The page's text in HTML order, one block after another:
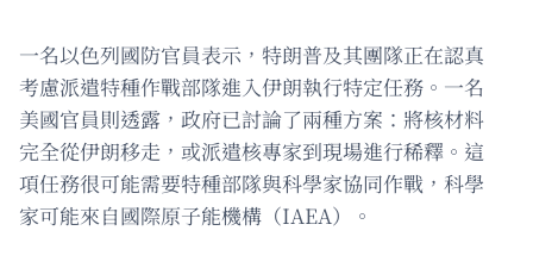
一名以色列國防官員表示，特朗普及其團隊正在認真
考慮派遣特種作戰部隊進入伊朗執行特定任務。一名
美國官員則透露，政府已討論了兩種方案：將核材料
完全從伊朗移走，或派遣核專家到現場進行稀釋。這
項任務很可能需要特種部隊與科學家協同作戰，科學
家可能來自國際原子能機構（IAEA）。